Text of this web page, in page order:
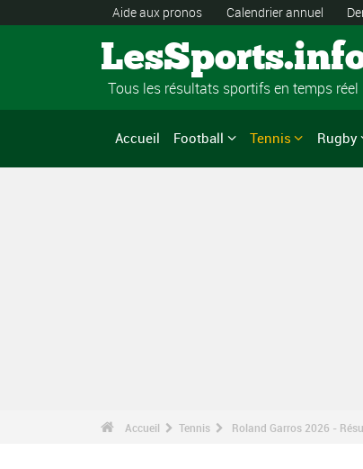
Aide aux pronos Calendrier annuel
Tous les résultats sportifs en temps réel
Accueil Football Tennis Rugby
Accueil Tennis Roland Garros 2026 -